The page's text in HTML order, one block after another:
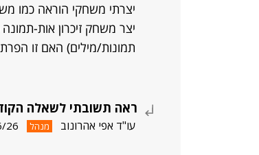
יצרתי משחקי הוראה כמו
יצר משחק זיכרון אות-
תמונות/מילים) האם זו הפרת
ראה תשובתי לשאלה
עו"ד אפי אהרונוב מנהל 26